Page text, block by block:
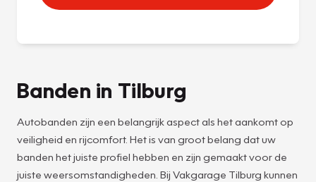
Banden in Tilburg
Autobanden zijn een belangrijk aspect als het aankomt op
veiligheid en rijcomfort. Het is van groot belang dat uw
banden het juiste profiel hebben en zijn gemaakt voor de
juiste weersomstandigheden. Bij Vakgarage Tilburg kunnen